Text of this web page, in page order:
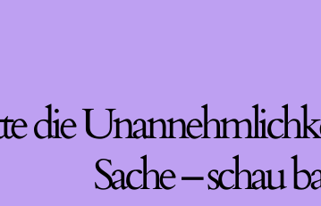
die
Sache – schau